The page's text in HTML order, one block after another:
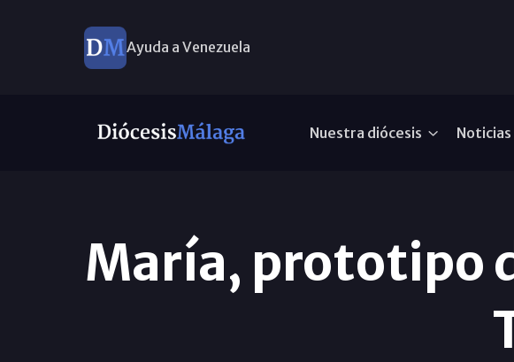
Ayuda a Venezuela
Nuestra diócesis Noticias
María, prototipo